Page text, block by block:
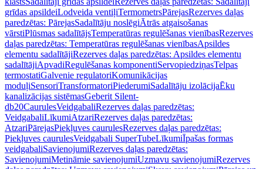
grīdas apsildeiLodveida ventiļiTermometrsPārejasRezerves daļas
paredzētas: PārejasSadalītāju noslēgiĀtrās atgaisošanas
vārstiPlūsmas sadalītājsTemperatūras regulēšanas vienībasRezerves
daļas paredzētas: Temperatūras regulēšanas vienībasApsildes
elementu sadalītājiRezerves daļas paredzētas: Apsildes elementu
sadalītājiApvadiRegulēšanas komponentiServopiedziņasTelpas
termostatiGalvenie regulatoriKomunikācijas
moduļiSensoriTransformatoriPiederumiSadalītāju izolācijaĒku
kanalizācijas sistēmasGeberit Silent-
db20CaurulesVeidgabaliRezerves daļas paredzētas:
VeidgabaliLīkumiAtzariRezerves daļas paredzētas:
AtzariPārejasPiekļuves caurulesRezerves daļas paredzētas:
Piekļuves caurulesVeidgabali SuperTubeLīkumiĪpašas formas
veidgabaliSavienojumiRezerves daļas paredzētas:
SavienojumiMetināmie savienojumiUzmavu savienojumiRezerves